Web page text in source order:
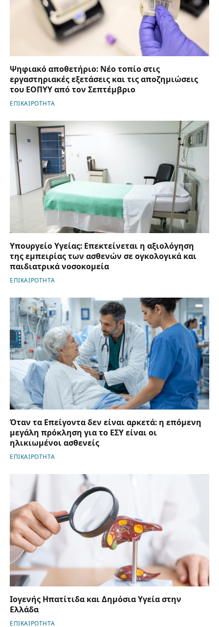
Ψηφιακό αποθετήριο: Νέο τοπίο στις
εργαστηριακές εξετάσεις και τις αποζημιώσεις
του ΕΟΠΥΥ από τον Σεπτέμβριο
ΕΠΙΚΑΙΡΟΤΗΤΑ
Υπουργείο Υγείας: Επεκτείνεται η αξιολόγηση
της εμπειρίας των ασθενών σε ογκολογικά και
παιδιατρικά νοσοκομεία
ΕΠΙΚΑΙΡΟΤΗΤΑ
Όταν τα Επείγοντα δεν είναι αρκετά: η επόμενη
μεγάλη πρόκληση για το ΕΣΥ είναι οι
ηλικιωμένοι ασθενείς
ΕΠΙΚΑΙΡΟΤΗΤΑ
Ιογενής Ηπατίτιδα και Δημόσια Υγεία στην
Ελλάδα
ΕΠΙΚΑΙΡΟΤΗΤΑ